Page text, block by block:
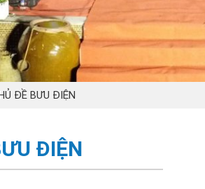
ĐỀ BƯU ĐIỆN
ĐIỆN